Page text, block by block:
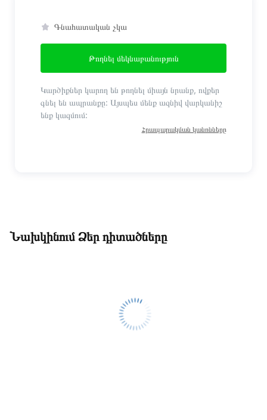
Գնահատական չկա
Թողնել մեկնաբանություն
Կարծիքներ կարող են թողնել միայն նրանք, ովքեր
գնել են ապրանքը: Այսպես մենք ազնիվ վարկանիշ
ենք կազմում:
Հրապարակման կանոնները
Նախկինում Ձեր դիտածները